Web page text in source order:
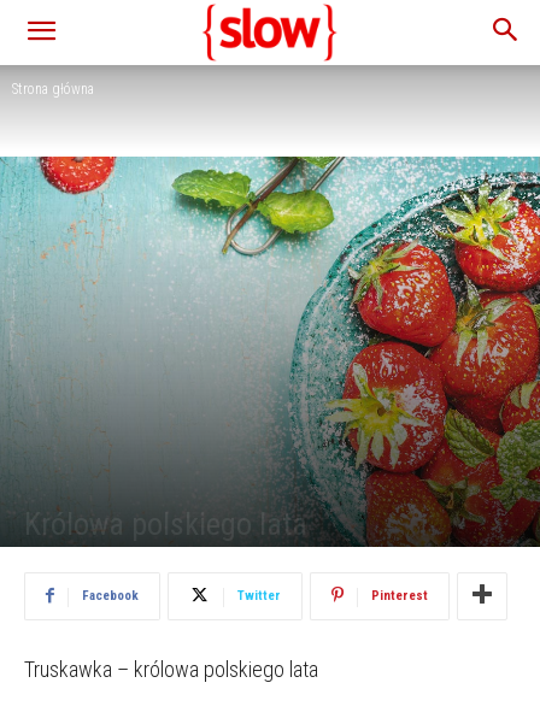
Strona główna
Królowa polskiego lata
Facebook Twitter Pinterest
Truskawka – królowa polskiego lata